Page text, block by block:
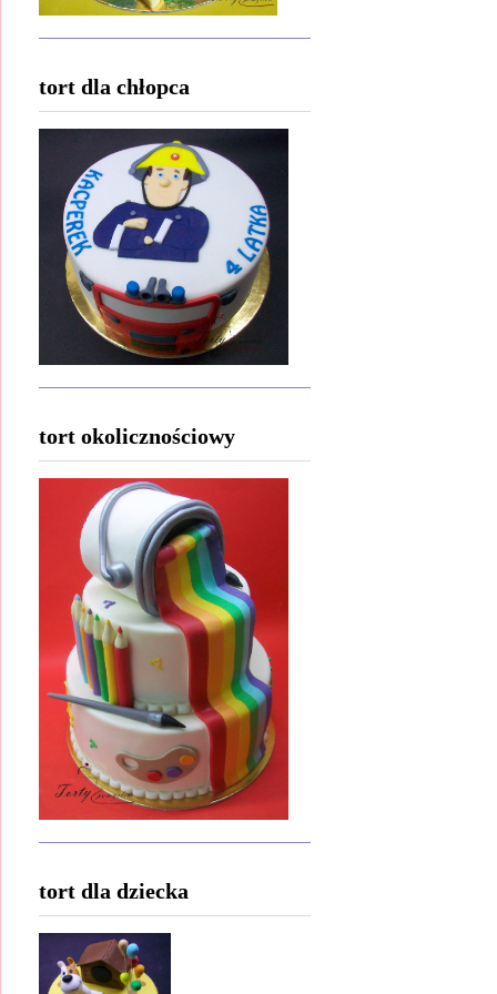
tort dla chłopca
tort okolicznościowy
tort dla dziecka